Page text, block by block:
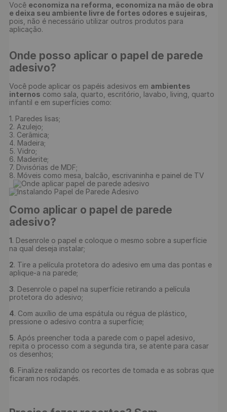
Você economiza na reforma, economiza na mão de obra
e deixa seu ambiente livre de fortes odores e sujeiras
pois, não é necessário utilizar outros produtos para
Onde posso aplicar o papel de parede
adesivo?
Você pode aplicar os papéis adesivos em ambientes
internos como sala, quarto, escritório, lavabo, living, quarto
infantil e em superfícies como:
1. Paredes lisas;
2. Azulejo;
3. Cerâmica;
4. Madeira;
5. Vidro;
6. Maderite;
7. Divisórias de MDF;
8. Móveis como mesa, balcão, escrivaninha e painel de TV
Como aplicar o papel de parede
adesivo?
1. Desenrole o papel e coloque o mesmo sobre a superfície
na qual deseja instalar;
2. Tire a película protetora do adesivo em uma das pontas e
aplique-a na parede;
3. Desenrole o papel na superfície retirando a película
protetora do adesivo;
4. Com auxílio de uma espátula ou régua de plástico,
pressione o adesivo contra a superfície;
5. Após preencher toda a parede com o papel adesivo,
repita o processo com a segunda tira, se atente para casar
os desenhos;
6. Finalize realizando os recortes de tomada e as sobras que
ficaram nos rodapés.